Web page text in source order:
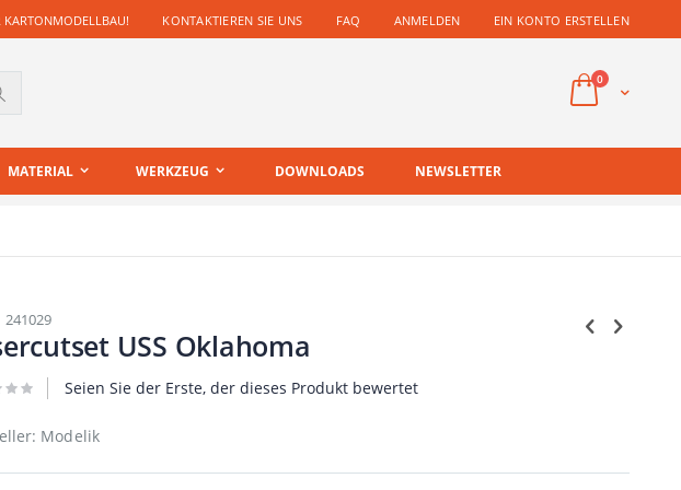
KARTONMODELLBAU! KONTAKTIEREN SIE UNS FAQ ANMELDEN EIN KONTO ERSTELLEN
Cart
0Artikel
MATERIAL WERKZEUG DOWNLOADS NEWSLETTER
241029
USS Oklahoma
Seien Sie der Erste, der dieses Produkt bewertet
Modelik